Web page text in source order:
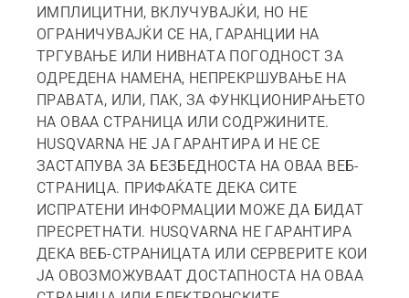
ИМПЛИЦИТНИ, ВКЛУЧУВАЈЌИ, НО НЕ
ОГРАНИЧУВАЈЌИ СЕ НА, ГАРАНЦИИ НА
ТРГУВАЊЕ ИЛИ НИВНАТА ПОГОДНОСТ ЗА
ОДРЕДЕНА НАМЕНА, НЕПРЕКРШУВАЊЕ НА
ПРАВАТА, ИЛИ, ПАК, ЗА ФУНКЦИОНИРАЊЕТО
НА ОВАА СТРАНИЦА ИЛИ СОДРЖИНИТЕ.
HUSQVARNA НЕ ЈА ГАРАНТИРА И НЕ СЕ
ЗАСТАПУВА ЗА БЕЗБЕДНОСТА НА ОВАА ВЕБ-
СТРАНИЦА. ПРИФАЌАТЕ ДЕКА СИТЕ
ИСПРАТЕНИ ИНФОРМАЦИИ МОЖЕ ДА БИДАТ
ПРЕСРЕТНАТИ. HUSQVARNA НЕ ГАРАНТИРА
ДЕКА ВЕБ-СТРАНИЦАТА ИЛИ СЕРВЕРИТЕ КОИ
ЈА ОВОЗМОЖУВААТ ДОСТАПНОСТА НА ОВАА